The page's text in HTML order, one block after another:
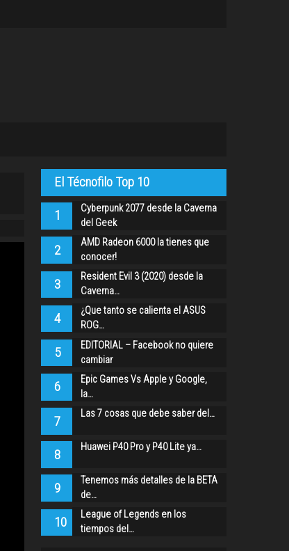
El Técnofilo Top 10
1
Cyberpunk 2077 desde la Caverna
del Geek
2
AMD Radeon 6000 la tienes que
conocer!
3
Resident Evil 3 (2020) desde la
Caverna…
4
¿Que tanto se calienta el ASUS
ROG…
5
EDITORIAL – Facebook no quiere
cambiar
6
Epic Games Vs Apple y Google,
la…
7 Las 7 cosas que debe saber del…
8 Huawei P40 Pro y P40 Lite ya…
9
Tenemos más detalles de la BETA
de…
10
League of Legends en los
tiempos del…